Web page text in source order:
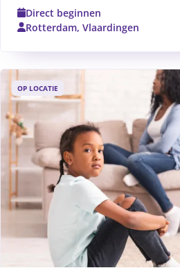
gewoon meer willen weten
Direct beginnen
Rotterdam, Vlaardingen
OP LOCATIE